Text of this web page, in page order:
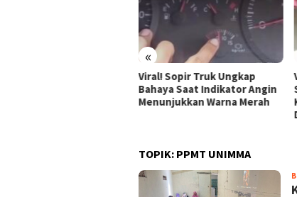
«
Bahaya Saat Indikator Angin
Viral Dugaan Pelecehan
Seksual oleh Debt Collector
Kredivo, Korban Mengaku
TOPIK: PPMT UNIMMA